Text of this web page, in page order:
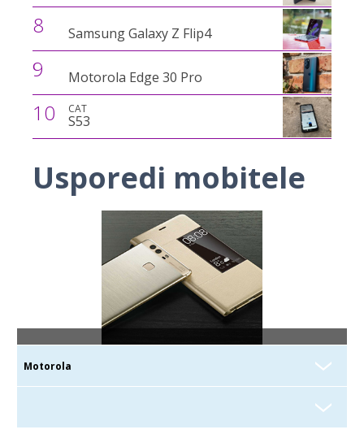
8 Samsung Galaxy Z Flip4
9 Motorola Edge 30 Pro
10 CAT
S53
Usporedi mobitele